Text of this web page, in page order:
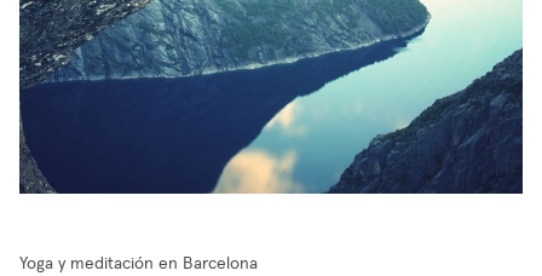
Yoga y meditación en Barcelona